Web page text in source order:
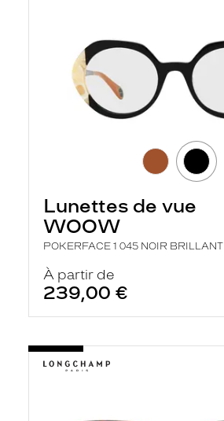
Lunettes de vue
WOOW
POKERFACE 1 045 NOIR BRILLANT
À partir de
239,00 €